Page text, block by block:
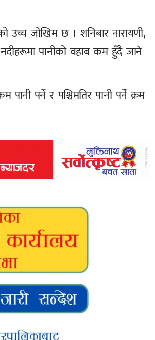
उच्च जोखिम छ । शनिबार नारायणी,
पानीको वहाब कम हुँदै जाने
पर्ने र पश्चिमतिर पानी पर्ने क्रम